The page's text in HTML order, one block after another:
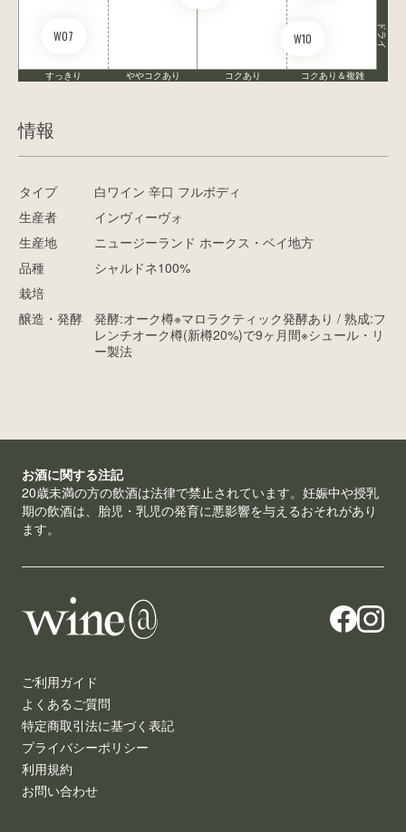
W07 W10 ドライ
すっきり ややコクあり コクあり コクあり＆複雑
情報
タイプ
白ワイン 辛口 フルボディ
生産者
インヴィーヴォ
生産地
ニュージーランド ホークス・ベイ地方
品種
シャルドネ100%
栽培
醸造・発酵
発酵:オーク樽※マロラクティック発酵あり / 熟成:フ
レンチオーク樽(新樽20%)で9ヶ月間※シュール・リ
ー製法
お酒に関する注記
20歳未満の方の飲酒は法律で禁止されています。妊娠中や授乳
期の飲酒は、胎児・乳児の発育に悪影響を与えるおそれがあり
ます。
ご利用ガイド
よくあるご質問
特定商取引法に基づく表記
プライバシーポリシー
利用規約
お問い合わせ